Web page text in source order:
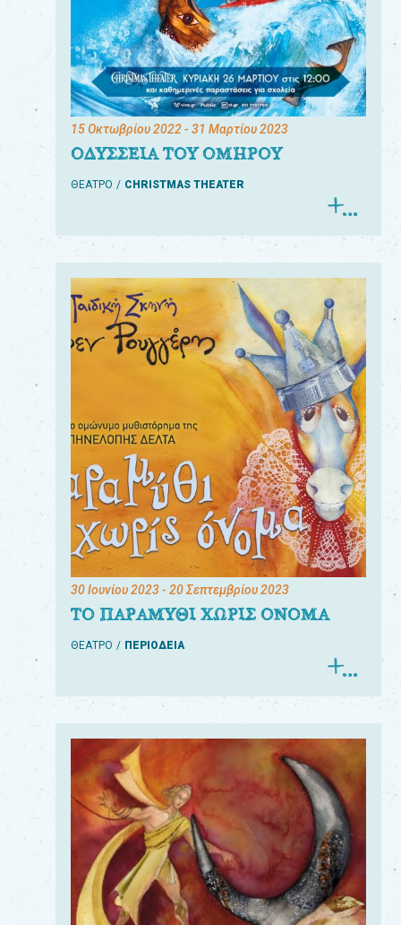
15 Οκτωβρίου 2022- 31 Μαρτίου 2023
ΟΔΥΣΣΕΙΑ ΤΟΥ ΟΜΗΡΟΥ
ΘΕΑΤΡΟ CHRISTMAS THEATER
30 Ιουνίου 2023- 20 Σεπτεμβρίου 2023
ΤΟ ΠΑΡΑΜΥΘΙ ΧΩΡΙΣ ΟΝΟΜΑ
ΘΕΑΤΡΟ ΠΕΡΙΟΔΕΙΑ